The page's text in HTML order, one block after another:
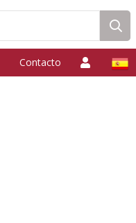
Contacto